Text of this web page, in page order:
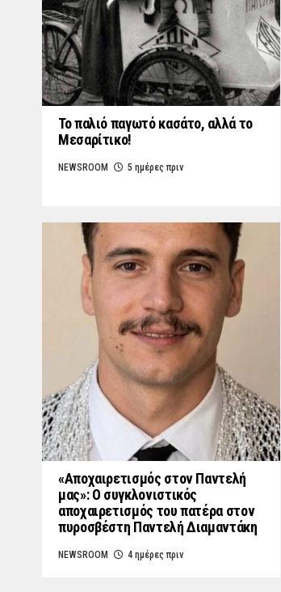
Το παλιό παγωτό κασάτο, αλλά το
Μεσαρίτικο!
NEWSROOM 5 ημέρες πριν
«Aποχαιρετισμός στον Παντελή
μας»: Ο συγκλονιστικός
αποχαιρετισμός του πατέρα στον
πυροσβέστη Παντελή Διαμαντάκη
NEWSROOM 4 ημέρες πριν